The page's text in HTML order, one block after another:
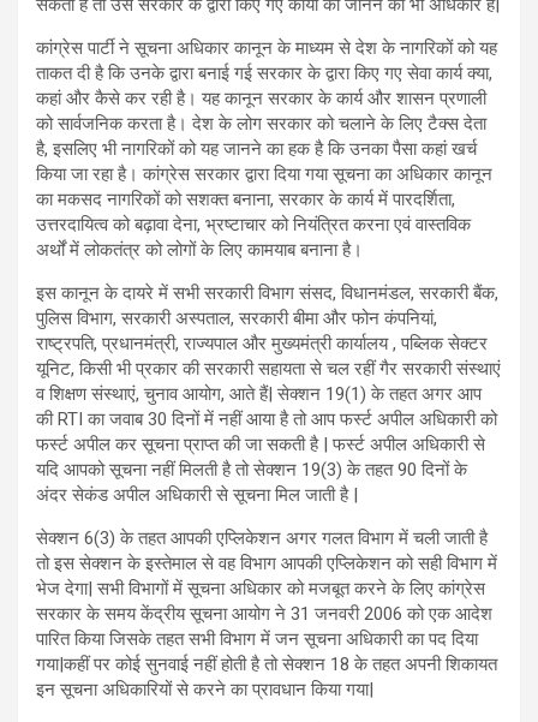
सकता है तो उसे सरकार के द्वारा किए गए कार्यों को जानने का भी अधिकार है|
कांग्रेस पार्टी ने सूचना अधिकार कानून के माध्यम से देश के नागरिकों को यह
ताकत दी है कि उनके द्वारा बनाई गई सरकार के द्वारा किए गए सेवा कार्य क्या,
कहां और कैसे कर रही है। यह कानून सरकार के कार्य और शासन प्रणाली
को सार्वजनिक करता है। देश के लोग सरकार को चलाने के लिए टैक्स देता
है, इसलिए भी नागरिकों को यह जानने का हक है कि उनका पैसा कहां खर्च
किया जा रहा है। कांग्रेस सरकार द्वारा दिया गया सूचना का अधिकार कानून
का मकसद नागरिकों को सशक्त बनाना, सरकार के कार्य में पारदर्शिता,
उत्तरदायित्व को बढ़ावा देना, भ्रष्टाचार को नियंत्रित करना एवं वास्तविक
अर्थों में लोकतंत्र को लोगों के लिए कामयाब बनाना है।
इस कानून के दायरे में सभी सरकारी विभाग संसद, विधानमंडल, सरकारी बैंक,
पुलिस विभाग, सरकारी अस्पताल, सरकारी बीमा और फोन कंपनियां,
राष्ट्रपति, प्रधानमंत्री, राज्यपाल और मुख्यमंत्री कार्यालय , पब्लिक सेक्टर
यूनिट, किसी भी प्रकार की सरकारी सहायता से चल रहीं गैर सरकारी संस्थाएं
व शिक्षण संस्थाएं, चुनाव आयोग, आते हैं| सेक्शन 19(1) के तहत अगर आप
की RTI का जवाब 30 दिनों में नहीं आया है तो आप फर्स्ट अपील अधिकारी को
फर्स्ट अपील कर सूचना प्राप्त की जा सकती है | फर्स्ट अपील अधिकारी से
यदि आपको सूचना नहीं मिलती है तो सेक्शन 19(3) के तहत 90 दिनों के
अंदर सेकंड अपील अधिकारी से सूचना मिल जाती है |
सेक्शन 6(3) के तहत आपकी एप्लिकेशन अगर गलत विभाग में चली जाती है
तो इस सेक्शन के इस्तेमाल से वह विभाग आपकी एप्लिकेशन को सही विभाग में
भेज देगा| सभी विभागों में सूचना अधिकार को मजबूत करने के लिए कांग्रेस
सरकार के समय केंद्रीय सूचना आयोग ने 31 जनवरी 2006 को एक आदेश
पारित किया जिसके तहत सभी विभाग में जन सूचना अधिकारी का पद दिया
गया|कहीं पर कोई सुनवाई नहीं होती है तो सेक्शन 18 के तहत अपनी शिकायत
इन सूचना अधिकारियों से करने का प्रावधान किया गया|